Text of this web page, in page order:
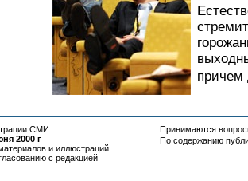
причем
СМИ:
2000 г
и иллюстраций
с редакцией
Принимаются
По содержанию